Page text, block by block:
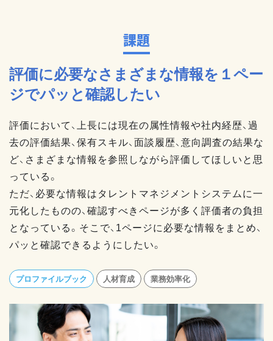
課題
評価に必要なさまざまな情報を１ペー
ジでパッと確認したい
評価において、上長には現在の属性情報や社内経歴、過
去の評価結果、保有スキル、面談履歴、意向調査の結果な
ど、さまざまな情報を参照しながら評価してほしいと思
っている。
ただ、必要な情報はタレントマネジメントシステムに一
元化したものの、確認すべきページが多く評価者の負担
となっている。そこで、1ページに必要な情報をまとめ、
パッと確認できるようにしたい。
プロファイルブック 人材育成 業務効率化